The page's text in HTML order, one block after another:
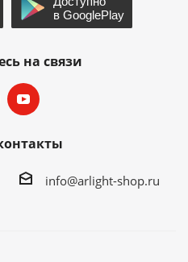
на связи
info@arlight-shop.ru